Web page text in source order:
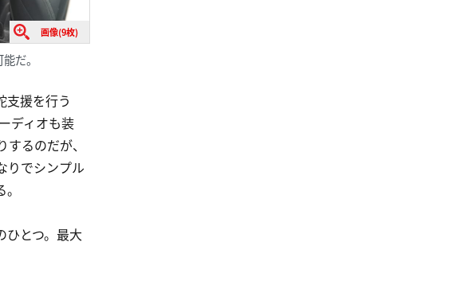
画像(9枚)
だ。
支援を行う
ディオも装
るのだが、
りでシンプル
ひとつ。最大